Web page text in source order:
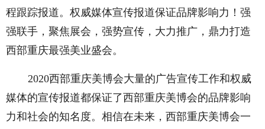
程跟踪报道。权威媒体宣传报道保证品牌影响力！强
强联手，聚焦展会，强势宣传，大力推广，鼎力打造
西部重庆最强美业盛会。
2020西部重庆美博会大量的广告宣传工作和权威
媒体的宣传报道都保证了西部重庆美博会的品牌影响
力和社会的知名度。相信在未来，西部重庆美博会一